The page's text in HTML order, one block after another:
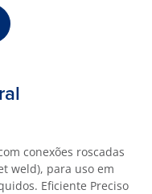
conexões roscadas
weld), para uso em
Eficiente Preciso